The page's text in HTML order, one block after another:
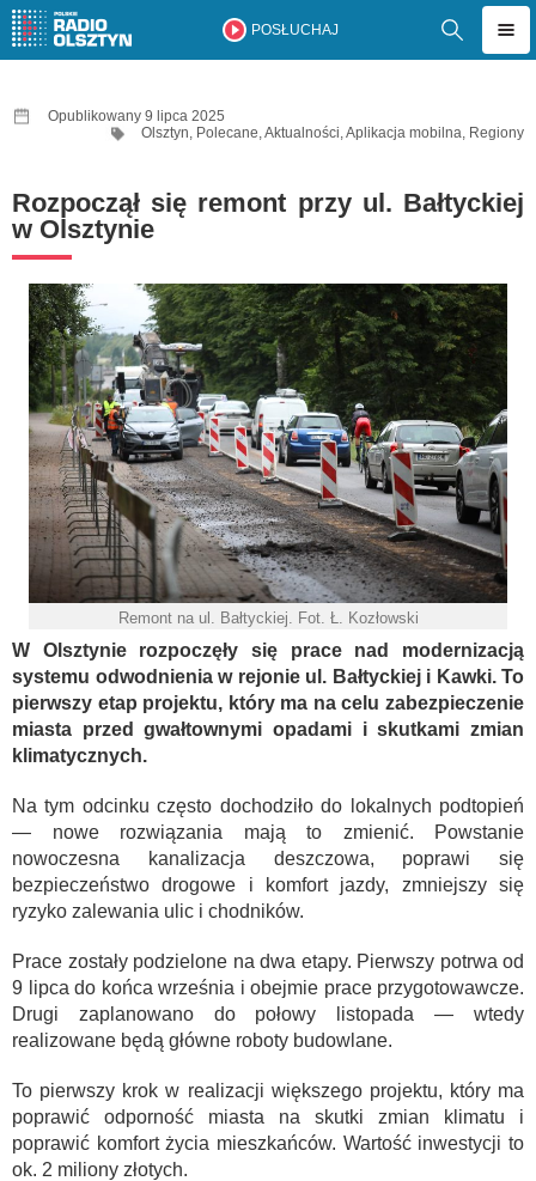
POSŁUCHAJ
Opublikowany 9 lipca 2025
Olsztyn, Polecane,Aktualności,Aplikacja mobilna, Regiony
Rozpoczął się remont przy ul. Bałtyckiej
w Olsztynie
Remont na ul. Bałtyckiej. Fot. Ł. Kozłowski
W Olsztynie rozpoczęły się prace nad modernizacją
systemu odwodnienia w rejonie ul. Bałtyckiej i Kawki. To
pierwszy etap projektu, który ma na celu zabezpieczenie
miasta przed gwałtownymi opadami i skutkami zmian
klimatycznych.
Na tym odcinku często dochodziło do lokalnych podtopień
— nowe rozwiązania mają to zmienić. Powstanie
nowoczesna kanalizacja deszczowa, poprawi się
bezpieczeństwo drogowe i komfort jazdy, zmniejszy się
ryzyko zalewania ulic i chodników.
Prace zostały podzielone na dwa etapy. Pierwszy potrwa od
9 lipca do końca września i obejmie prace przygotowawcze.
Drugi zaplanowano do połowy listopada — wtedy
realizowane będą główne roboty budowlane.
To pierwszy krok w realizacji większego projektu, który ma
poprawić odporność miasta na skutki zmian klimatu i
poprawić komfort życia mieszkańców. Wartość inwestycji to
ok. 2 miliony złotych.